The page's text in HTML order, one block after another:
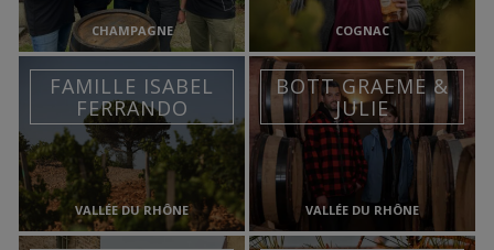
CHAMPAGNE COGNAC
FAMILLE ISABEL
FERRANDO
VALLÉE DU RHÔNE
BOTT GRAEME &
JULIE
VALLÉE DU RHÔNE